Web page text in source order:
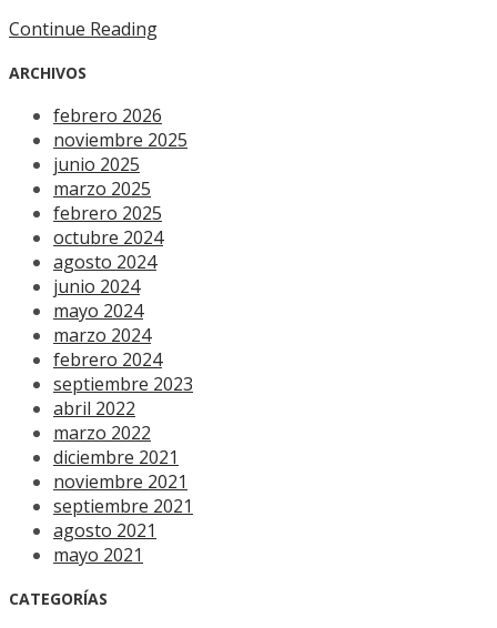
Continue Reading
ARCHIVOS
febrero 2026
noviembre 2025
junio 2025
marzo 2025
febrero 2025
octubre 2024
agosto 2024
junio 2024
mayo 2024
marzo 2024
febrero 2024
septiembre 2023
abril 2022
marzo 2022
diciembre 2021
noviembre 2021
septiembre 2021
agosto 2021
mayo 2021
CATEGORÍAS